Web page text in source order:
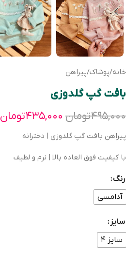
خانه/پوشاک/پیراهن
بافت گپ گلدوزی
۴۹۵,۰۰۰تومان ۴۳۵,۰۰۰تومان
پیراهن بافت گپ گلدوزی | دخترانه
با کیفیت فوق العاده بالا | نرم و لطیف
رنگ
آدامسی
سایز
سایز ۴